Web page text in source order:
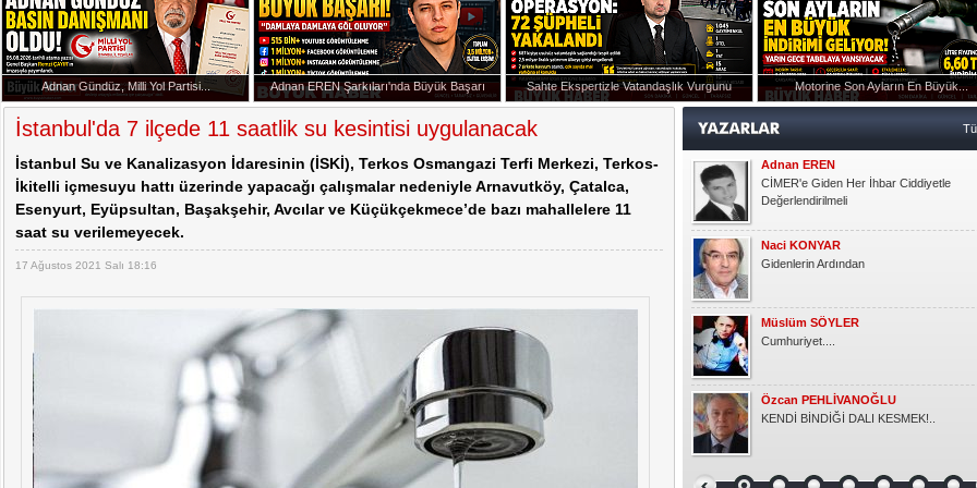
Cem Küçük Soruşturmasında Yeni İddialar
Başkan Erdoğan Anıtkabir'de
20:07 -Adnan Gündüz, Milli Yol Partisi Basın Danışmanlığı Görevine Atandı
Adnan Gündüz, Milli Yol Partisi... Adnan EREN Şarkıları'nda Büyük Başarı Sahte Ekspertizle Vatandaşlık Vurgunu Motorine Son Ayların En Büyük...
İstanbul'da 7 ilçede 11 saatlik su kesintisi uygulanacak
İstanbul Su ve Kanalizasyon İdaresinin (İSKİ), Terkos Osmangazi Terfi Merkezi, Terkos-
İkitelli içmesuyu hattı üzerinde yapacağı çalışmalar nedeniyle Arnavutköy, Çatalca,
Esenyurt, Eyüpsultan, Başakşehir, Avcılar ve Küçükçekmece’de bazı mahallelere 11
saat su verilemeyecek.
17 Ağustos 2021 Salı 18:16
Müslüm SÖYLER
Cumhuriyet....
Özcan PEHLİVANOĞLU
Okşan Yücel
Ruh Eşinden
Semra KAYGUN
Gönlüm
Gündoğdu YILDIRIM
HER ÇOCUK ÖZELDİR!
Kasım KOÇAK
YARIM ELMA